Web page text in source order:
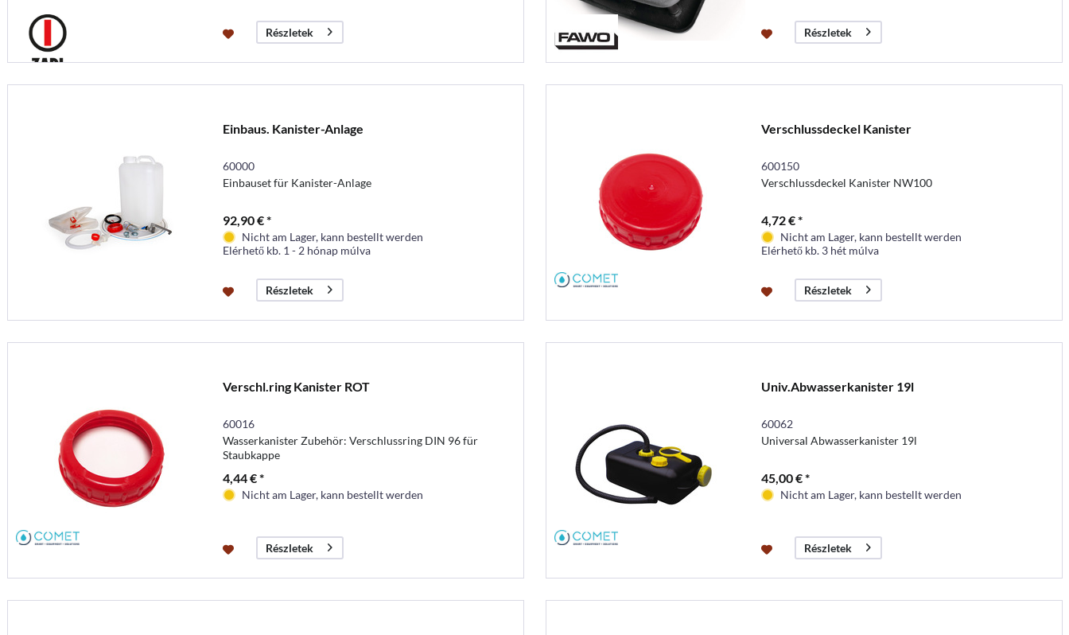
Részletek Részletek
Einbaus. Kanister-Anlage
60000
Einbauset für Kanister-Anlage
92,90 € *
Nicht am Lager, kann bestellt werden
Elérhető kb. 1 - 2 hónap múlva
Részletek
Verschlussdeckel Kanister
600150
Verschlussdeckel Kanister NW100
4,72 € *
Nicht am Lager, kann bestellt werden
Elérhető kb. 3 hét múlva
Részletek
Verschl.ring Kanister ROT
60016
Wasserkanister Zubehör: Verschlussring DIN 96 für
Staubkappe
4,44 € *
Nicht am Lager, kann bestellt werden
Részletek
Univ.Abwasserkanister 19l
60062
Universal Abwasserkanister 19l
45,00 € *
Nicht am Lager, kann bestellt werden
Részletek